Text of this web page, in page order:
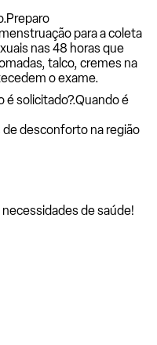
Preparo
para a coleta
nas 48 horas que
talco, cremes na
o exame.
é solicitado?.Quando é
de desconforto na região
de saúde!